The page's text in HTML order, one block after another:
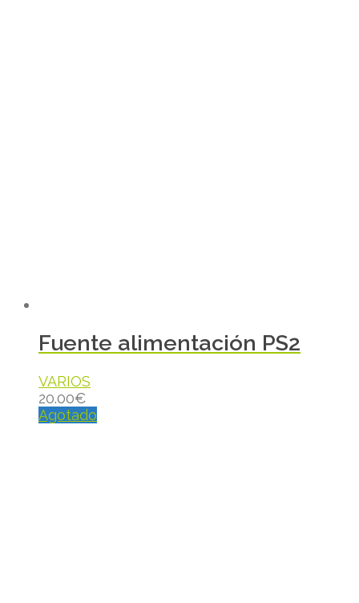
Fuente alimentación PS2
VARIOS
20.00€
Agotado